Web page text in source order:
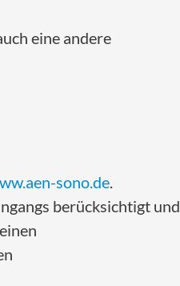
eine andere
sono.de.
berücksichtigt und